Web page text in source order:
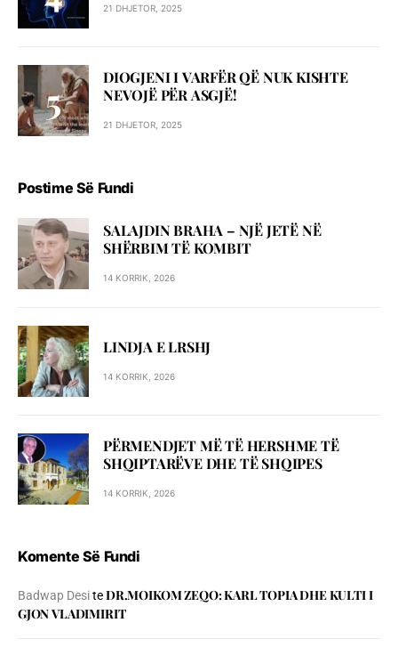
21 DHJETOR, 2025
DIOGJENI I VARFËR QË NUK KISHTE
NEVOJË PËR ASGJË!
21 DHJETOR, 2025
Postime Së Fundi
SALAJDIN BRAHA – NJЁ JETЁ NЁ
SHЁRBIM TЁ KOMBIT
14 KORRIK, 2026
LINDJA E LRSHJ
14 KORRIK, 2026
PËRMENDJET MË TË HERSHME TË
SHQIPTARËVE DHE TË SHQIPES
14 KORRIK, 2026
Komente Së Fundi
Badwap DesiteDR.MOIKOM ZEQO: KARL TOPIA DHE KULTI I
GJON VLADIMIRIT